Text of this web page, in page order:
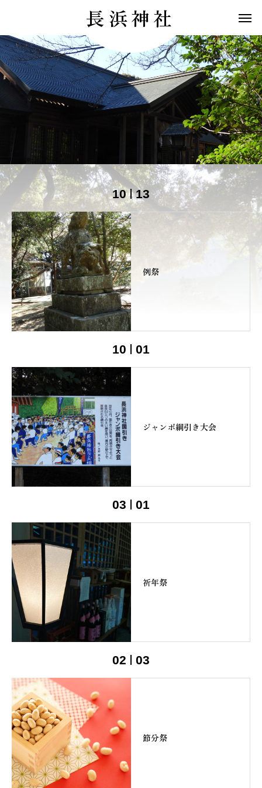
長浜神社
10 13
例祭
10 01
ジャンボ綱引き大会
03 01
祈年祭
02 03
節分祭